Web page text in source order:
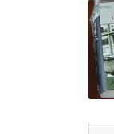
에
수
5
어
독
프
괴
되